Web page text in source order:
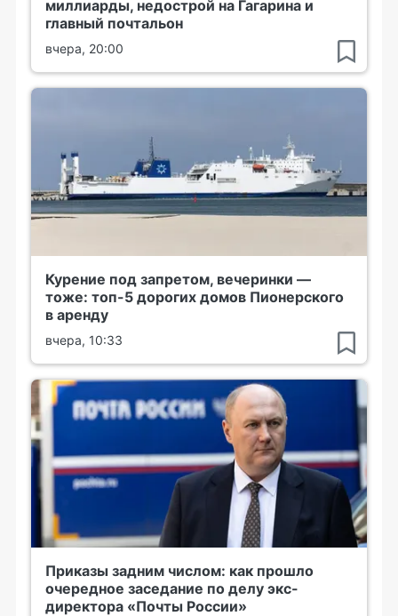
миллиарды, недострой на Гагарина и
главный почтальон
вчера, 20:00
Курение под запретом, вечеринки —
тоже: топ-5 дорогих домов Пионерского
в аренду
вчера, 10:33
Приказы задним числом: как прошло
очередное заседание по делу экс-
директора «Почты России»